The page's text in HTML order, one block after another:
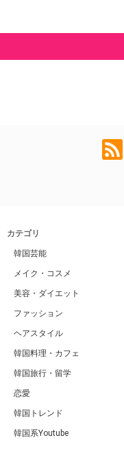
カテゴリ
韓国芸能
メイク・コスメ
美容・ダイエット
ファッション
ヘアスタイル
韓国料理・カフェ
韓国旅行・留学
恋愛
韓国トレンド
韓国系Youtube